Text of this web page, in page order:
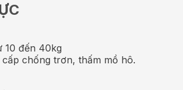
10 đến 40kg
chống trơn, thấm mồ hô.